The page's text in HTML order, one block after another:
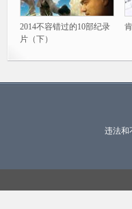
2014不容错过的10部纪录
片（下）
违法和